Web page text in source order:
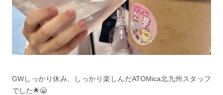
GWしっかり休み、しっかり楽しんだATOMica北九州スタッフ
でした🌟😁